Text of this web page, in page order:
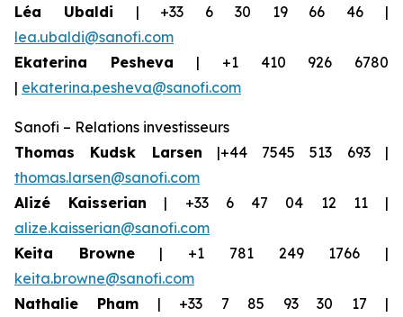
Léa Ubaldi | +33 6 30 19 66 46 |
lea.ubaldi@sanofi.com
Ekaterina Pesheva | +1 410 926 6780
| ekaterina.pesheva@sanofi.com
Sanofi – Relations investisseurs
Thomas Kudsk Larsen |+44 7545 513 693 |
thomas.larsen@sanofi.com
Alizé Kaisserian | +33 6 47 04 12 11 |
alize.kaisserian@sanofi.com
Keita Browne| +1 781 249 1766 |
keita.browne@sanofi.com
Nathalie Pham | +33 7 85 93 30 17 |